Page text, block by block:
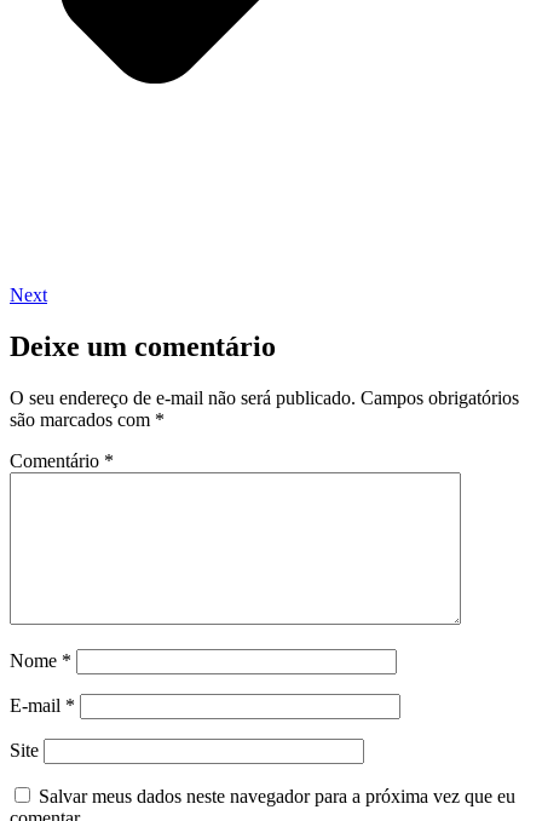
Next
Deixe um comentário
O seu endereço de e-mail não será publicado. Campos obrigatórios
são marcados com *
Comentário *
Nome *
E-mail *
Site
Salvar meus dados neste navegador para a próxima vez que eu